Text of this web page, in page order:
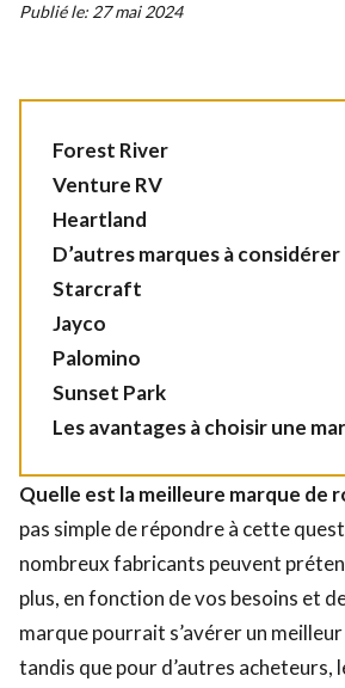
Publié le: 27 mai 2024
Forest River
Venture RV
Heartland
D’autres marques à considérer
Starcraft
Jayco
Palomino
Sunset Park
Les avantages à choisir une
Quelle est la meilleure marque de
pas simple de répondre à cette
nombreux fabricants peuvent
plus, en fonction de vos besoins et
marque pourrait s’avérer un
tandis que pour d’autres acheteurs,